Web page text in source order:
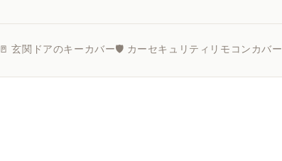
🚪 玄関ドアのキーカバー🛡️ カーセキュリティリモコンカバー